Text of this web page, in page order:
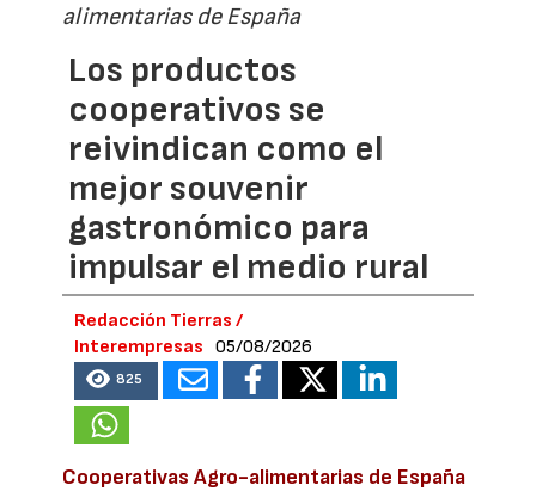
alimentarias de España
Los productos
cooperativos se
reivindican como el
mejor souvenir
gastronómico para
impulsar el medio rural
Redacción Tierras /
Interempresas
05/08/2026
825
Cooperativas Agro-alimentarias de España